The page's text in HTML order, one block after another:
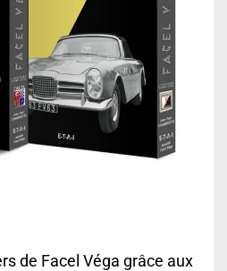
de Facel Véga grâce aux